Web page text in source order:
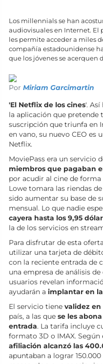
Los millennials se han
audiovisuales en Internet. El
les permite acceder a miles
compañía estadounidense
que los jóvenes se acerquen
Por Miriam Garcimartin
'El Netflix de los cines'.
la aplicación que pretende
suscripción que triunfa en
en vano, su nuevo CEO es
Netflix.
MoviePass era un servicio
miembros que pagaban
por acudir al cine de
Lowe tomara las riendas
sido aumentar su base de
mensual. Lo que nadie
cayera hasta los 9,95
la de los servicios en
Para disfrutar de esta
utilizar una tarjeta de
con la reciente entrada de
una empresa de análisis
usuarios revelan
ayudarán a implantar en
El servicio tiene validez en
país, a las que se les
entrada. La tarifa incluye
formato 3D o IMAX. Según
afiliación alcanzó las
apuntaban a lograr